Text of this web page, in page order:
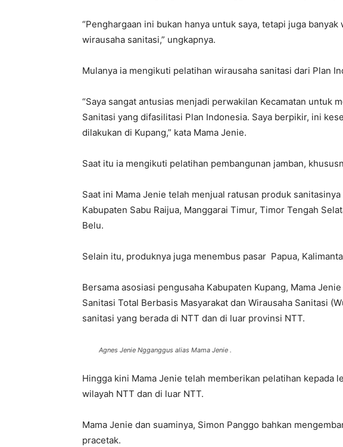
“Penghargaan ini bukan hanya untuk saya, tetapi juga
wirausaha sanitasi,” ungkapnya.
Mulanya ia mengikuti pelatihan wirausaha sanitasi dari Plan
“Saya sangat antusias menjadi perwakilan Kecamatan untuk
Sanitasi yang difasilitasi Plan Indonesia. Saya berpikir, ini
dilakukan di Kupang,” kata Mama Jenie.
Saat itu ia mengikuti pelatihan pembangunan jamban,
Saat ini Mama Jenie telah menjual ratusan produk
Kabupaten Sabu Raijua, Manggarai Timur, Timor Tengah
Belu.
Selain itu, produknya juga menembus pasar Papua,
Bersama asosiasi pengusaha Kabupaten Kupang, Mama
Sanitasi Total Berbasis Masyarakat dan Wirausaha Sanitasi
sanitasi yang berada di NTT dan di luar provinsi NTT.
Agnes Jenie Ngganggus alias Mama Jenie .
Hingga kini Mama Jenie telah memberikan pelatihan kepada
wilayah NTT dan di luar NTT.
Mama Jenie dan suaminya, Simon Panggo bahkan
pracetak.